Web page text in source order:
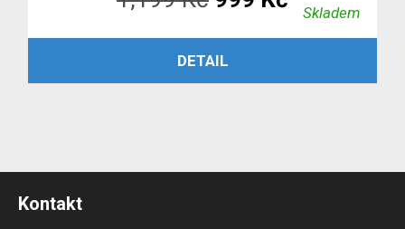
cena
byla:
cena
Skladem
ČTĚTE VÍCE
DETAIL
Kontakt